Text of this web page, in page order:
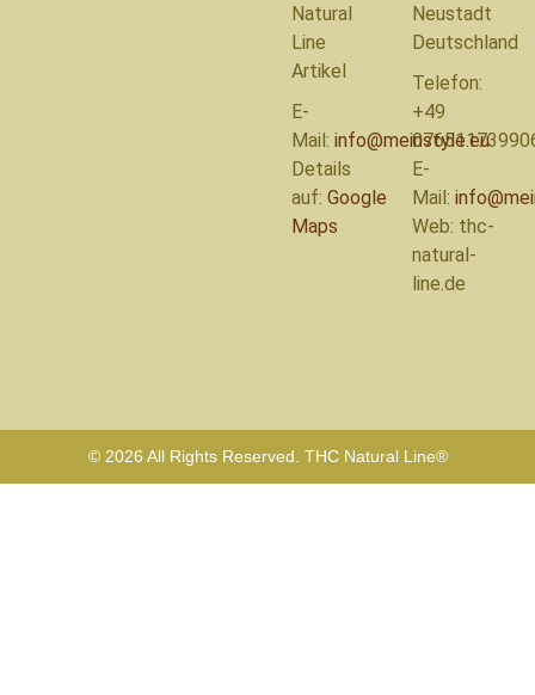
Neustadt
Deutschland
Telefon:
+49
E-
Mail:
Web: thc-
natural-
line.de
Natural
Line
Artikel
E-
Mail: info@meinstyle.eu
Details
auf:Google
Maps
© 2026 All Rights Reserved. THC Natural Line®